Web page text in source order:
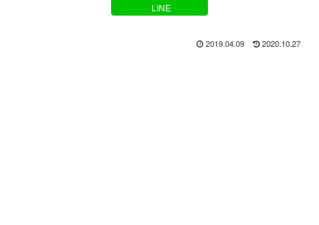
LINE
2019.04.09 2020.10.27